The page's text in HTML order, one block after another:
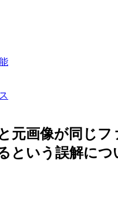
元画像が同じフ
という誤解につ